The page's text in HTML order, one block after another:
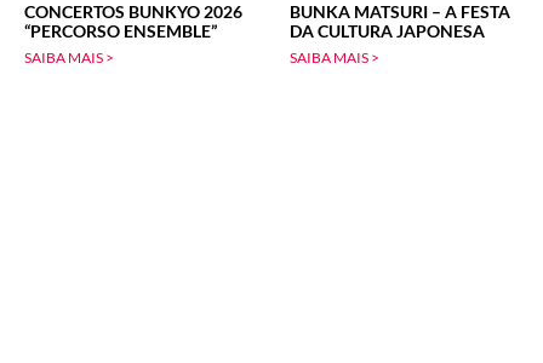
CONCERTOS BUNKYO 2026
“PERCORSO ENSEMBLE”
SAIBA MAIS >
BUNKA MATSURI – A FESTA
DA CULTURA JAPONESA
SAIBA MAIS >